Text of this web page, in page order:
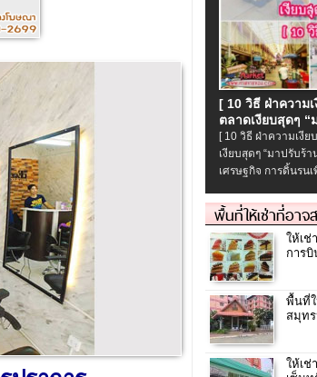
[ 10 วิธี ฝ่าความ
ตลาดเงียบสุดๆ
[ 10 วิธี ฝ่าความเงี
เงียบสุดๆ “มาปรับร้
เศรษฐกิจ การดิ้นรน
พื้นที่ให้เช่าที่อาจ
ให้เช่
การ
พื้นที่ใ
สมุทร
ให้เ